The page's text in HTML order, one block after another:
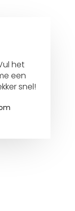
het
een
snel!